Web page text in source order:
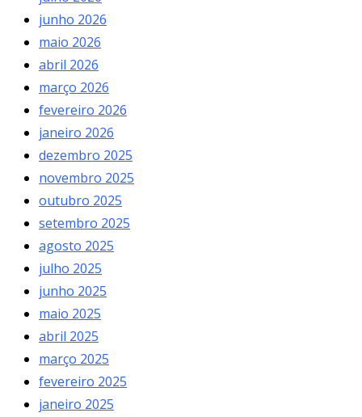
junho 2026
maio 2026
abril 2026
março 2026
fevereiro 2026
janeiro 2026
dezembro 2025
novembro 2025
outubro 2025
setembro 2025
agosto 2025
julho 2025
junho 2025
maio 2025
abril 2025
março 2025
fevereiro 2025
janeiro 2025